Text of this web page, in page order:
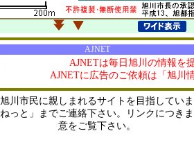
AJNET
AJNETは毎日旭川の情報を
AJNETに広告のご依頼は「旭川
川市民に親しまれるサイトを目指してい
っと」までご連絡下さい。リンクにつき
意をご覧下さい。